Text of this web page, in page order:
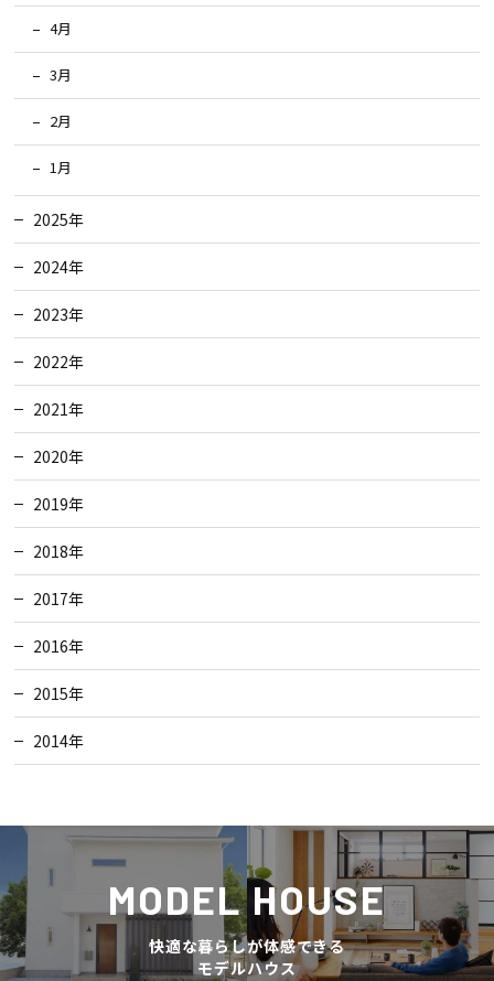
4月
3月
2月
1月
2025年
2024年
2023年
2022年
2021年
2020年
2019年
2018年
2017年
2016年
2015年
2014年
MODEL HOUSE
快適な暮らしが体感できる
モデルハウス